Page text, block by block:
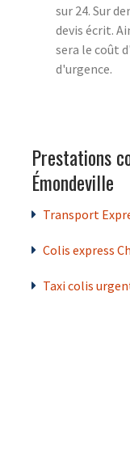
sur 24. Sur
devis écrit.
sera le coût
d'urgence.
Prestations
Émondeville
Transport
Colis express
Taxi colis